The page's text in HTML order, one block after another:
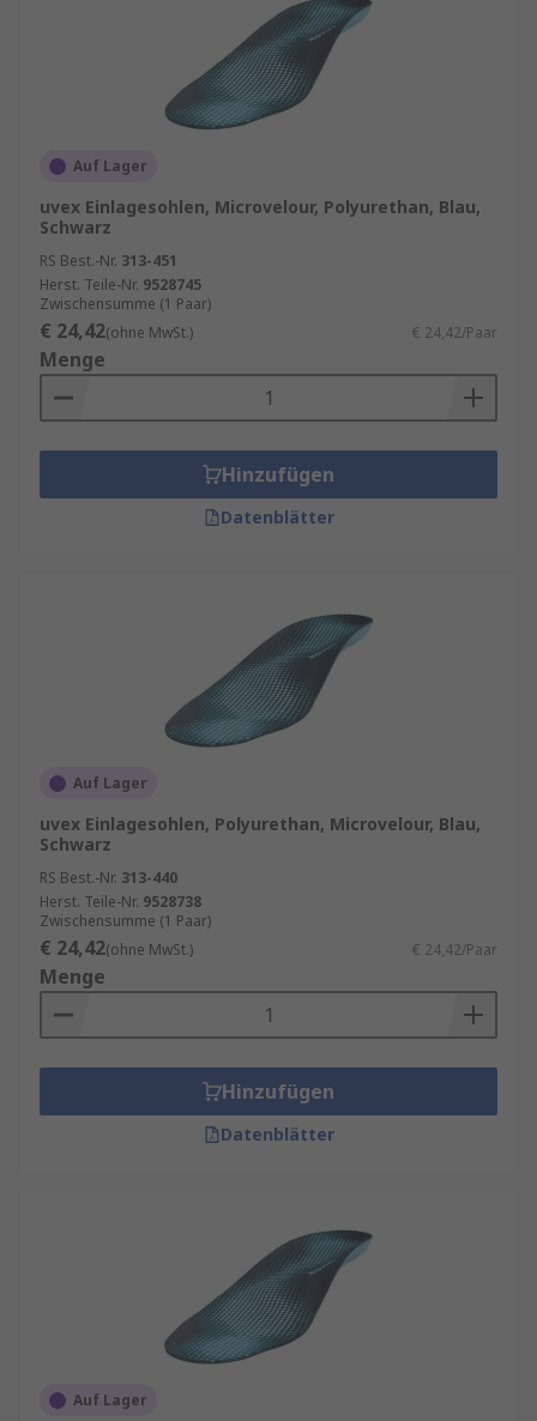
Auf Lager
uvex Einlagesohlen, Microvelour, Polyurethan, Blau,
Schwarz
RS Best.-Nr. 313-451
Herst. Teile-Nr. 9528745
Zwischensumme (1 Paar)
€ 24,42(ohne MwSt.) € 24,42/Paar
Menge
Hinzufügen
Datenblätter
Auf Lager
uvex Einlagesohlen, Polyurethan, Microvelour, Blau,
Schwarz
RS Best.-Nr. 313-440
Herst. Teile-Nr. 9528738
Zwischensumme (1 Paar)
€ 24,42(ohne MwSt.) € 24,42/Paar
Menge
Hinzufügen
Datenblätter
Auf Lager